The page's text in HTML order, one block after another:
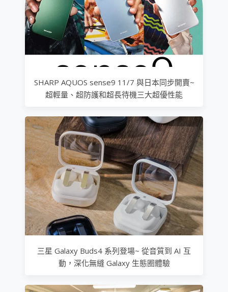
SHARP AQUOS sense9 11/7 與日本同步開賣~
超輕量、超防護和超長待機三大超優性能
三星 Galaxy Buds4 系列登場~ 從音質到 AI 互
動，深化無縫 Galaxy 生態圈體驗